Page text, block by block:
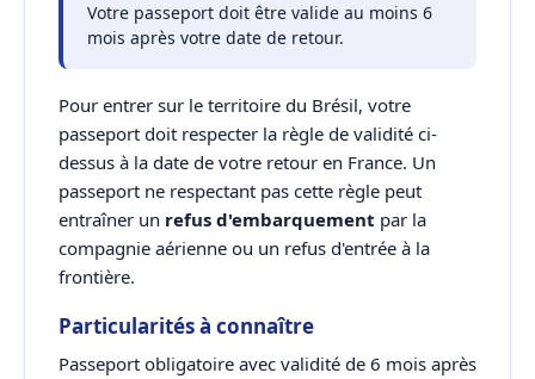
Votre passeport doit être valide au moins 6
mois après votre date de retour.
Pour entrer sur le territoire du Brésil, votre
passeport doit respecter la règle de validité ci-
dessus à la date de votre retour en France. Un
passeport ne respectant pas cette règle peut
entraîner un refus d'embarquement par la
compagnie aérienne ou un refus d'entrée à la
frontière.
Particularités à connaître
Passeport obligatoire avec validité de 6 mois après